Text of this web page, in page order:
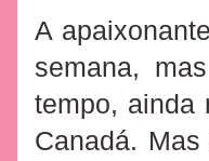
A
semana,
tempo, ainda
Canadá.